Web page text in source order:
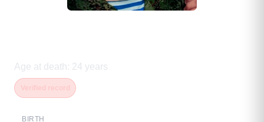
Age at death : 24 years
BIRTH